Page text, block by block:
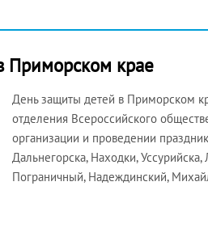
Приморском крае
День защиты детей в Приморском
отделения Всероссийского
организации и проведении
Дальнегорска, Находки,
Пограничный, Надеждинский,